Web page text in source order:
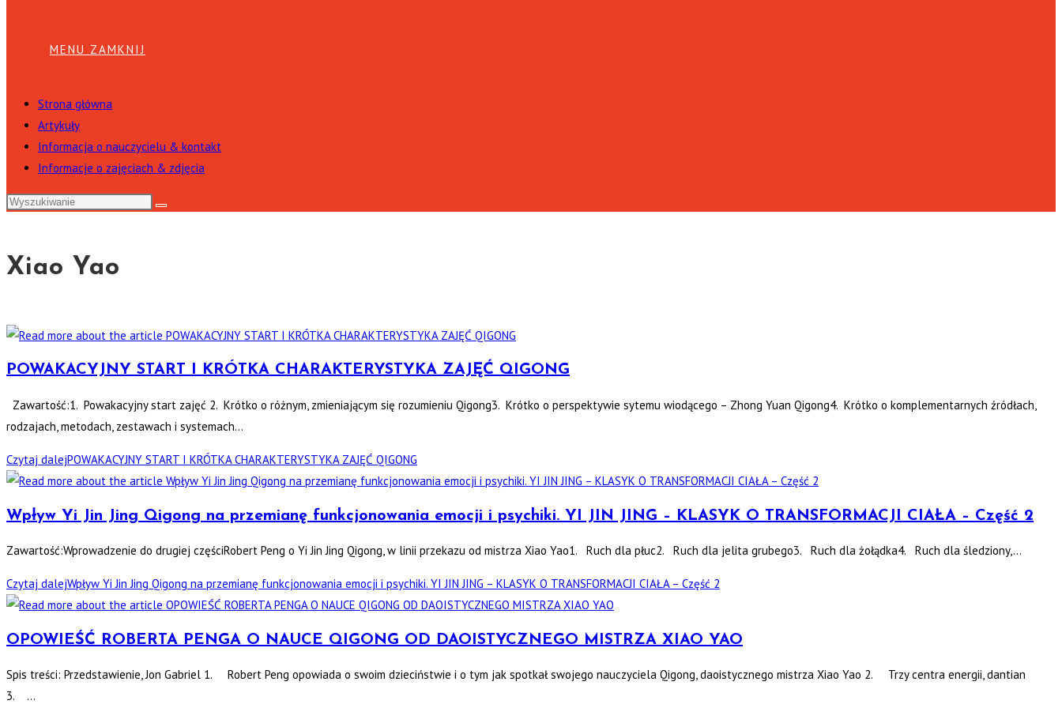
MENU ZAMKNIJ
Strona główna
Artykuły
Informacja o nauczycielu & kontakt
Informacje o zajęciach & zdjęcia
Xiao Yao
POWAKACYJNY START I KRÓTKA CHARAKTERYSTYKA ZAJĘĆ QIGONG
Zawartość:1. Powakacyjny start zajęć 2. Krótko o różnym, zmieniającym się rozumieniu Qigong3. Krótko o perspektywie sytemu wiodącego – Zhong Yuan Qigong4. Krótko o komplementarnych źródłach,
rodzajach, metodach, zestawach i systemach…
Czytaj dalejPOWAKACYJNY START I KRÓTKA CHARAKTERYSTYKA ZAJĘĆ QIGONG
Wpływ Yi Jin Jing Qigong na przemianę funkcjonowania emocji i psychiki. YI JIN JING – KLASYK O TRANSFORMACJI CIAŁA – Część 2
Zawartość:Wprowadzenie do drugiej częściRobert Peng o Yi Jin Jing Qigong, w linii przekazu od mistrza Xiao Yao1. Ruch dla płuc2. Ruch dla jelita grubego3. Ruch dla żołądka4. Ruch dla śledziony,…
Czytaj dalejWpływ Yi Jin Jing Qigong na przemianę funkcjonowania emocji i psychiki. YI JIN JING – KLASYK O TRANSFORMACJI CIAŁA – Część 2
OPOWIEŚĆ ROBERTA PENGA O NAUCE QIGONG OD DAOISTYCZNEGO MISTRZA XIAO YAO
Spis treści: Przedstawienie, Jon Gabriel 1. Robert Peng opowiada o swoim dzieciństwie i o tym jak spotkał swojego nauczyciela Qigong, daoistycznego mistrza Xiao Yao 2. Trzy centra energii, dantian
3. …